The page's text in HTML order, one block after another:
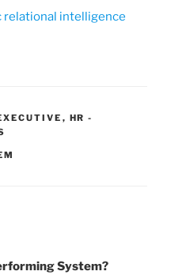
relational intelligence
, HR -
System?